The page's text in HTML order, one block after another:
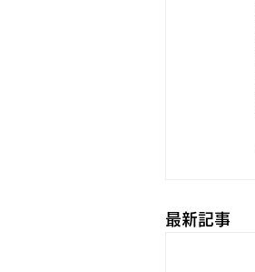
最新記事